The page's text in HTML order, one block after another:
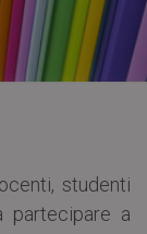
studenti
partecipare a